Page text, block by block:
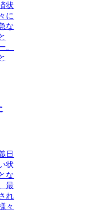
状
に
な
。
日
状
な
最
れ
々